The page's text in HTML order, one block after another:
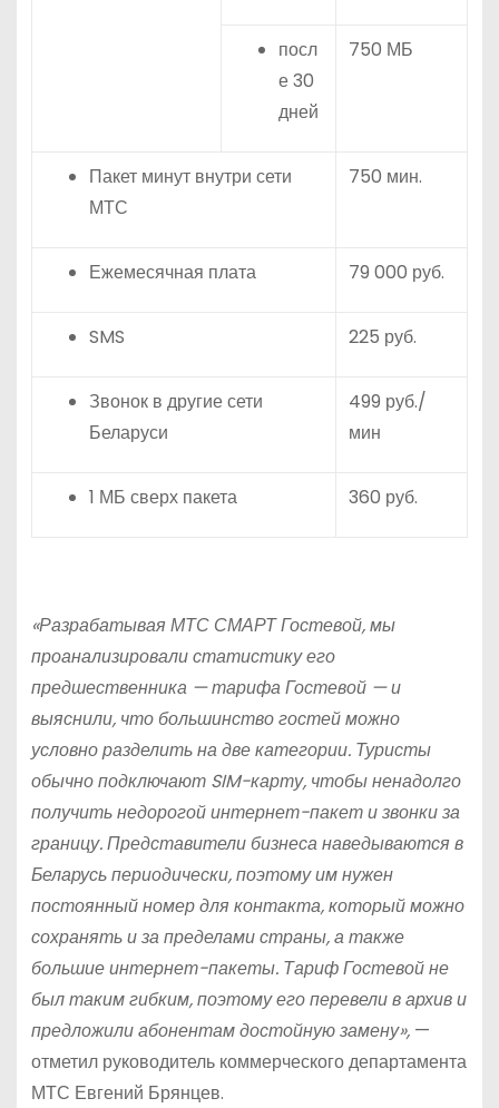
посл
е 30
дней
750 МБ
Пакет минут внутри сети
МТС
750 мин.
Ежемесячная плата 79 000 руб.
SMS 225 руб.
Звонок в другие сети
Беларуси
499 руб./
мин
1 МБ сверх пакета 360 руб.
«Разрабатывая МТС СМАРТ Гостевой, мы
проанализировали статистику его
предшественника — тарифа Гостевой — и
выяснили, что большинство гостей можно
условно разделить на две категории. Туристы
обычно подключают SIM-карту, чтобы ненадолго
получить недорогой интернет-пакет и звонки за
границу. Представители бизнеса наведываются в
Беларусь периодически, поэтому им нужен
постоянный номер для контакта, который можно
сохранять и за пределами страны, а также
большие интернет-пакеты. Тариф Гостевой не
был таким гибким, поэтому его перевели в архив и
предложили абонентам достойную замену»,—
отметил руководитель коммерческого департамента
МТС Евгений Брянцев.